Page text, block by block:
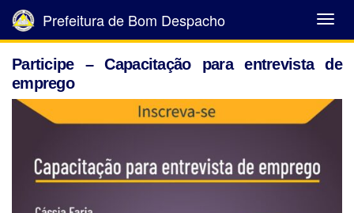
Abrir
Menu
Prefeitura de Bom Despacho
Participe – Capacitação para entrevista de
emprego